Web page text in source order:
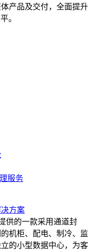
产品及交付，全面提升
。
服务
方案
供的一款采用通道封
机柜、配电、制冷、监
的小型数据中心，为客